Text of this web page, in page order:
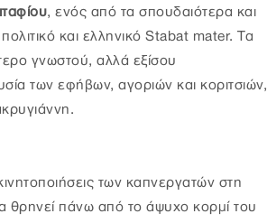
, ενός από τα σπουδαιότερα και
και ελληνικό Stabat mater. Τα
γνωστού, αλλά εξίσου
των εφήβων, αγοριών και κοριτσιών,
των καπνεργατών στη
θρηνεί πάνω από το άψυχο κορμί του